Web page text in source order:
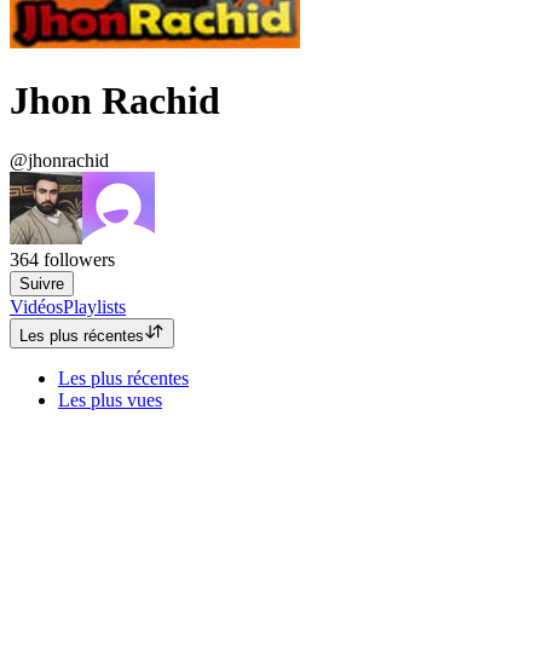
Jhon Rachid
@jhonrachid
364 followers
Suivre
VidéosPlaylists
Les plus récentes
Les plus récentes
Les plus vues